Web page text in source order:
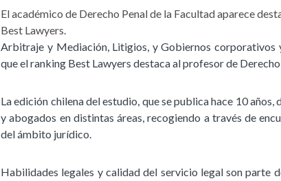
El académico de Derecho Penal de la Facultad aparece
Best Lawyers.
Arbitraje y Mediación, Litigios, y Gobiernos corporativos
que el ranking Best Lawyers destaca al profesor de
La edición chilena del estudio, que se publica hace 10
y abogados en distintas áreas, recogiendo a través de
del ámbito jurídico.
Habilidades legales y calidad del servicio legal son parte